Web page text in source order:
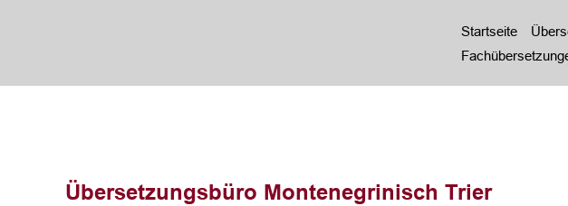
Startseite
Übersetzungsbüro Montenegrinisch Trier